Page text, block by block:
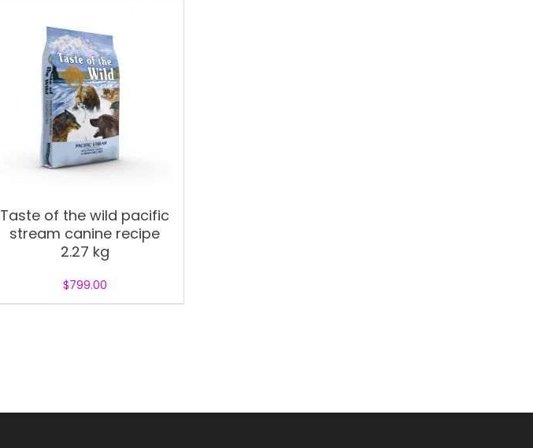
Taste of the wild pacific
stream canine recipe
2.27 kg
$799.00